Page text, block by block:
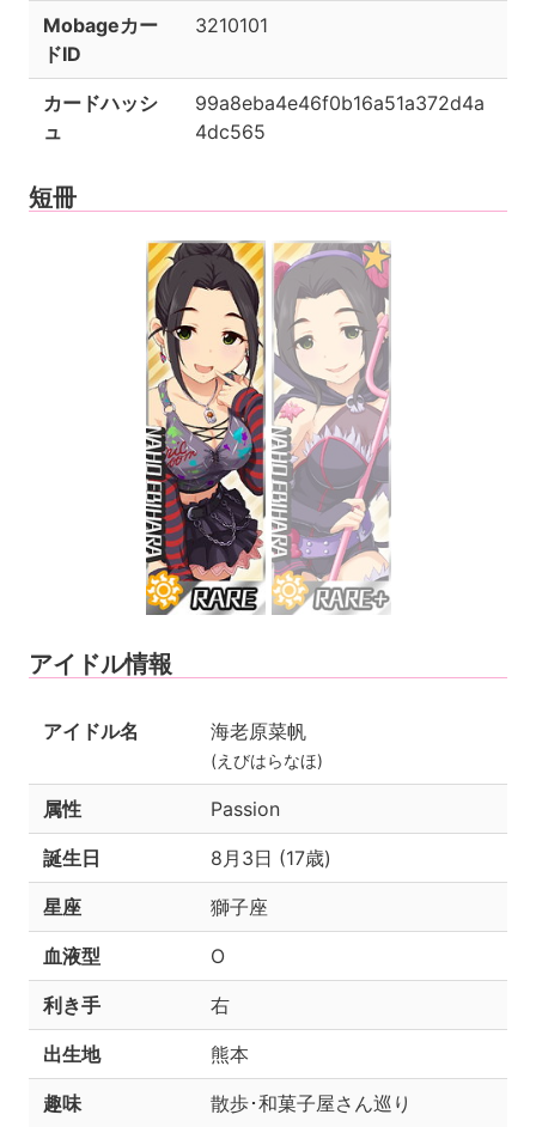
Mobageカー
ドID
3210101
カードハッシ
ュ
99a8eba4e46f0b16a51a372d4a
4dc565
短冊
アイドル情報
アイドル名 海老原菜帆
(えびはらなほ)
属性 Passion
誕生日 8月3日 (17歳)
星座 獅子座
血液型 O
利き手 右
出生地 熊本
趣味 散歩･和菓子屋さん巡り